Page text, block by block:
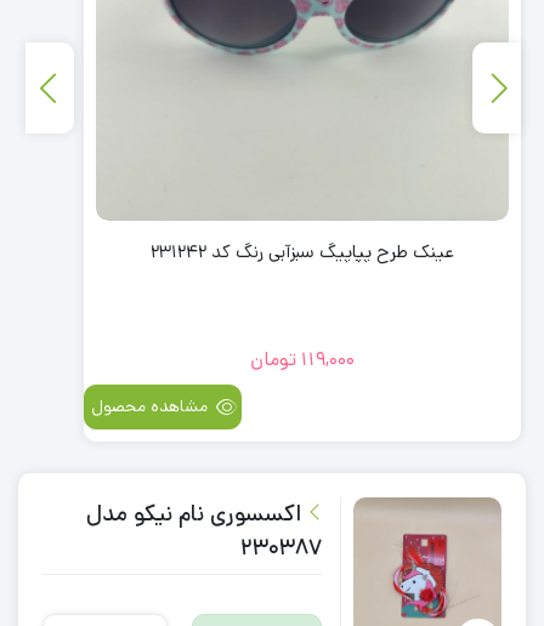
عینک طرح پپاپیگ سبزآبی رنگ کد 231242
119,000 تومان
مشاهده محصول
اکسسوری نام نیکو مدل
230387